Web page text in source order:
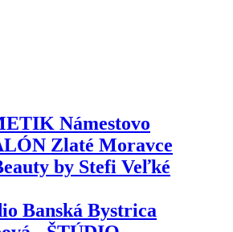
Námestovo
Zlaté Moravce
by Stefi Veľké
Banská Bystrica